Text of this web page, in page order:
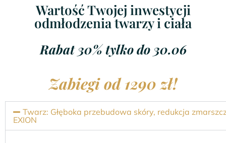
Wartość Twojej inwestycji
odmłodzenia twarzy i ciała
Rabat 30% tylko do 30.06
Zabiegi od 1290 zł!
Twarz: Głęboka przebudowa skóry, redukcja
EXION